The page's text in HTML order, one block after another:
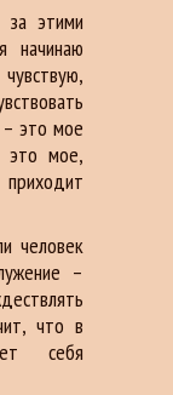
этими
начинаю
это мое
это мое,
человек
–
что в
себя